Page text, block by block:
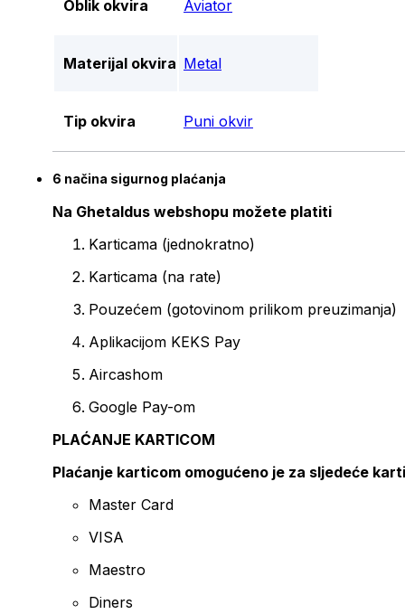
Oblik okvira Aviator
Materijal okvira Metal
Tip okvira Puni okvir
6 načina sigurnog plaćanja
Na Ghetaldus webshopu možete platiti
Karticama (jednokratno)
Karticama (na rate)
Pouzećem (gotovinom prilikom preuzimanja)
Aplikacijom KEKS Pay
Aircashom
Google Pay-om
PLAĆANJE KARTICOM
Plaćanje karticom omogućeno je za sljedeće
Master Card
VISA
Maestro
Diners